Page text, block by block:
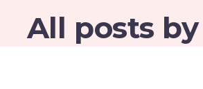
All posts